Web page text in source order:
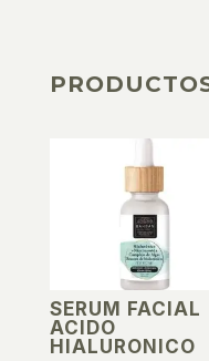
SERUM FACIAL
ACIDO
HIALURONICO